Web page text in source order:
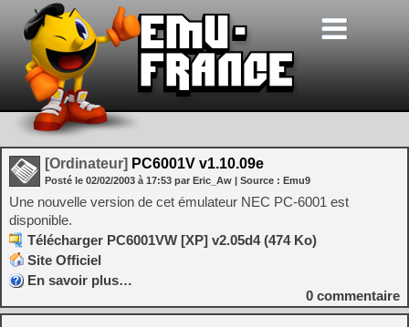
[Ordinateur] PC6001V v1.10.09e
Posté le 02/02/2003 à 17:53 par Eric_Aw | Source : Emu9
Une nouvelle version de cet émulateur NEC PC-6001 est
disponible.
Télécharger PC6001VW [XP] v2.05d4 (474 Ko)
Site Officiel
En savoir plus…
0 commentaire